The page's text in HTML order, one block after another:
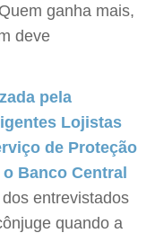
ganha mais,
deve
pela
Lojistas
de Proteção
Banco Central
entrevistados
quando a